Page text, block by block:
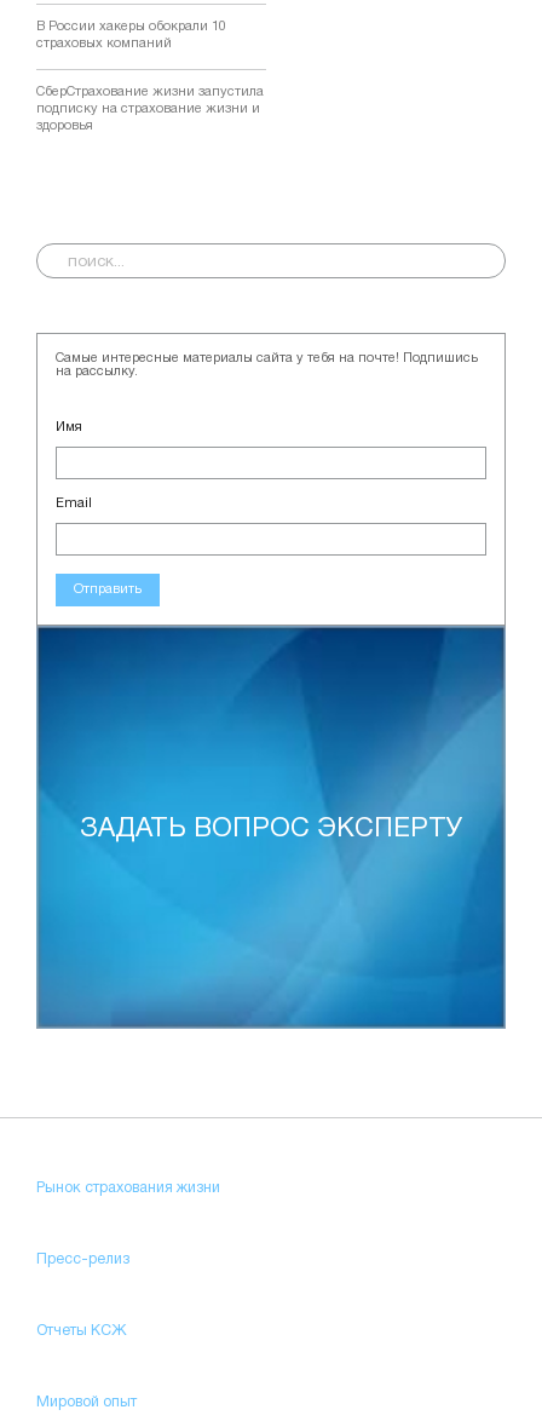
В России хакеры обокрали 10
страховых компаний
СберСтрахование жизни запустила
подписку на страхование жизни и
здоровья
Самые интересные материалы сайта у тебя на почте! Подпишись
на рассылку.
Имя
Email
Отправить
ЗАДАТЬ ВОПРОС ЭКСПЕРТУ
Рынок страхования жизни
Пресс-релиз
Отчеты КСЖ
Мировой опыт